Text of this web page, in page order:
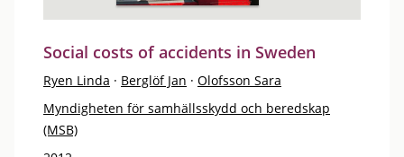
Social costs of accidents in Sweden
Ryen Linda · Berglöf Jan · Olofsson Sara
Myndigheten för samhällsskydd och beredskap
(MSB)